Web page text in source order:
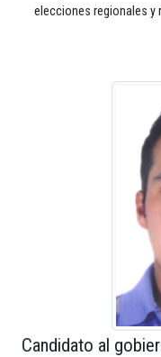
elecciones regionales y
Candidato al